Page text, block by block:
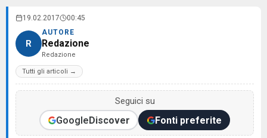
19.02.2017 00:45
R
AUTORE
Redazione
Redazione
Tutti gli articoli →
Seguici su
GoogleDiscover Fonti preferite